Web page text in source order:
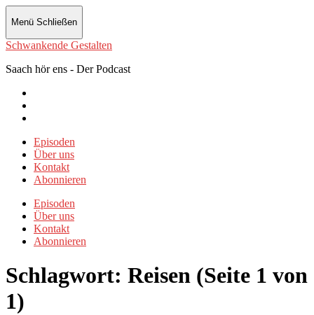
Menü Schließen
Schwankende Gestalten
Saach hör ens - Der Podcast
Episoden
Über uns
Kontakt
Abonnieren
Episoden
Über uns
Kontakt
Abonnieren
Schlagwort: Reisen (Seite 1 von
1)